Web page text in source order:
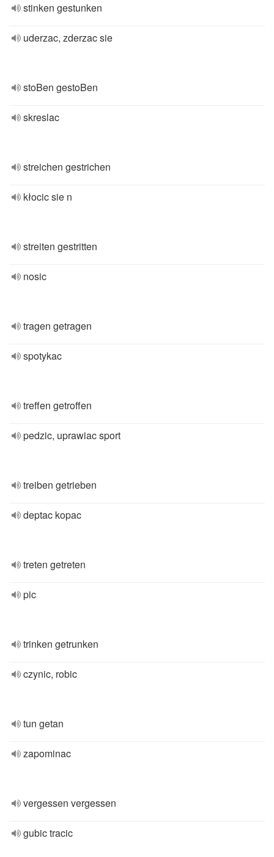
stinken gestunken
uderzac, zderzac sie
stoBen gestoBen
skreslac
streichen gestrichen
kłocic sie n
streiten gestritten
nosic
tragen getragen
spotykac
treffen getroffen
pedzic, uprawiac sport
treiben getrieben
deptac kopac
treten getreten
pic
trinken getrunken
czynic, robic
tun getan
zapominac
vergessen vergessen
gubic tracic